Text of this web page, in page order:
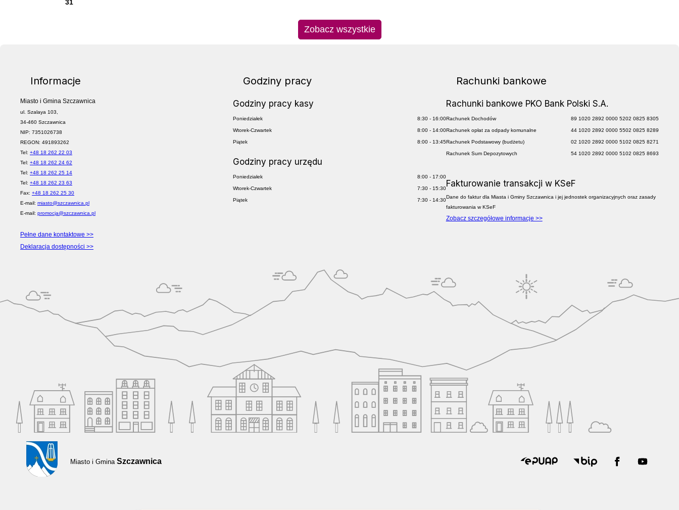
31
Zobacz wszystkie
Informacje
Miasto i Gmina Szczawnica
ul. Szalaya 103,
34-460 Szczawnica
NIP: 7351026738
REGON: 491893262
Tel: +48 18 262 22 03
Tel: +48 18 262 24 62
Tel: +48 18 262 25 14
Tel: +48 18 262 23 63
Fax: +48 18 262 25 30
E-mail: miasto@szczawnica.pl
E-mail: promocja@szczawnica.pl
Pełne dane kontaktowe >>
Deklaracja dostępności >>
Godziny pracy
Godziny pracy kasy
Poniedziałek 8:30 - 16:00
Wtorek-Czwartek 8:00 - 14:00
Piątek 8:00 - 13:45
Godziny pracy urzędu
Poniedziałek 8:00 - 17:00
Wtorek-Czwartek 7:30 - 15:30
Piątek 7:30 - 14:30
Rachunki bankowe
Rachunki bankowe PKO Bank Polski S.A.
Rachunek Dochodów 89 1020 2892 0000 5202 0825 8305
Rachunek opłat za odpady komunalne 44 1020 2892 0000 5502 0825 8289
Rachunek Podstawowy (budżetu) 02 1020 2892 0000 5102 0825 8271
Rachunek Sum Depozytowych 54 1020 2892 0000 5102 0825 8693
Fakturowanie transakcji w KSeF
Dane do faktur dla Miasta i Gminy Szczawnica i jej jednostek organizacyjnych oraz zasady
fakturowania w KSeF
Zobacz szczegółowe informacje >>
Miasto i Gmina Szczawnica